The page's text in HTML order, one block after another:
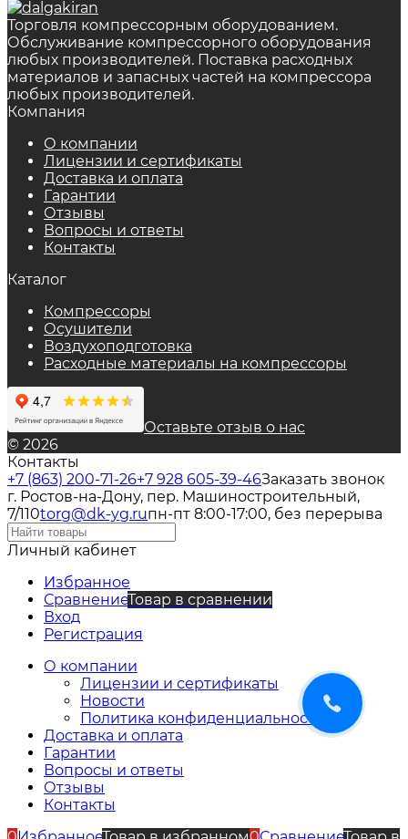
Торговля компрессорным оборудованием.
Обслуживание компрессорного оборудования
любых производителей. Поставка расходных
материалов и запасных частей на компрессора
любых производителей.
Компания
О компании
Лицензии и сертификаты
Доставка и оплата
Гарантии
Отзывы
Вопросы и ответы
Контакты
Каталог
Компрессоры
Осушители
Воздухоподготовка
Расходные материалы на компрессоры
Оставьте отзыв о нас
© 2026
Контакты
+7 (863) 200-71-26+7 928 605-39-46Заказать звонок
г. Ростов-на-Дону, пер. Машиностроительный,
7/110torg@dk-yg.ruпн-пт 8:00-17:00, без перерыва
Личный кабинет
Избранное
СравнениеТовар в сравнении
Вход
Регистрация
О компании
Лицензии и сертификаты
Новости
Политика конфиденциальности
Доставка и оплата
Гарантии
Вопросы и ответы
Отзывы
Контакты